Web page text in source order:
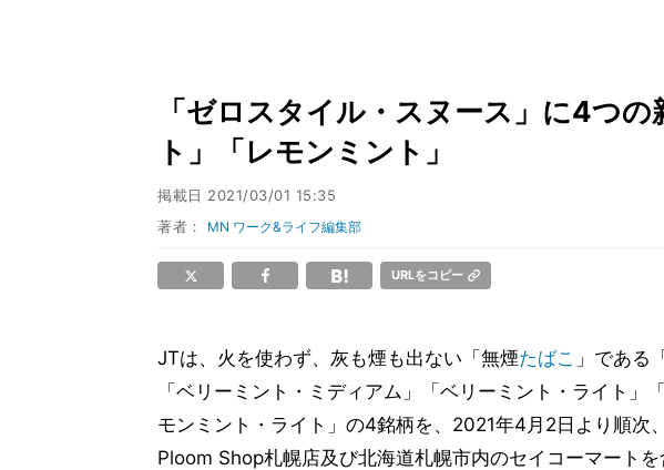
「ゼロスタイル・スヌース」に4つ
ト」「レモンミント」
掲載日 2021/03/01 15:35
著者： MN ワーク&ライフ編集部
URLをコピー
JTは、火を使わず、灰も煙も出ない「無煙たばこ 」である
「ベリーミント・ミディアム」「ベリーミント・ライト」
モンミント・ライト」の4銘柄を、2021年4月2日より順次
Ploom Shop札幌店及び北海道札幌市内のセイコーマート